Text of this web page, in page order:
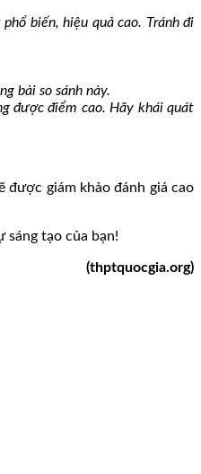
biến, hiệu quả cao. Tránh đi
bài so sánh này.
được điểm cao. Hãy khái quát
được giám khảo đánh giá cao
sáng tạo của bạn!
(thptquocgia.org)